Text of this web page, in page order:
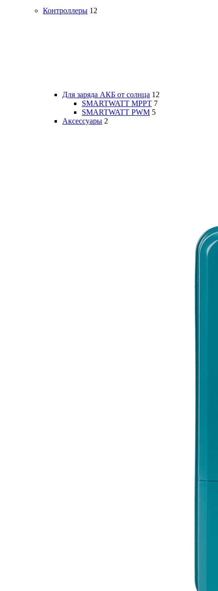
Контроллеры 12
Для заряда АКБ от солнца 12
SMARTWATT MPPT 7
SMARTWATT PWM 5
Аксессуары 2